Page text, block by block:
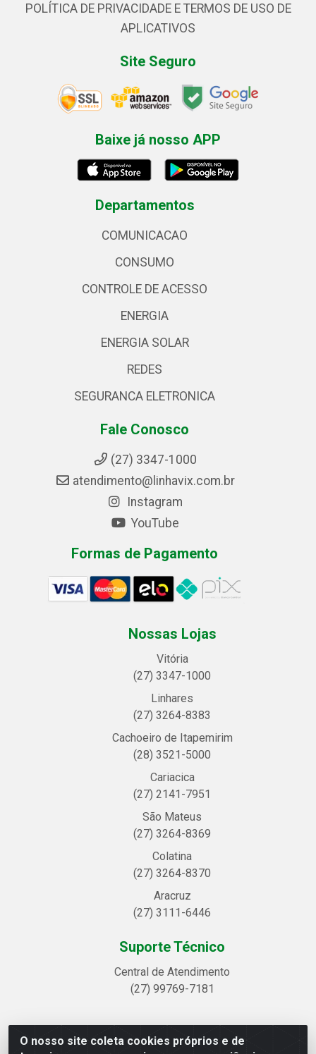
O nosso site coleta cookies próprios e de
POLÍTICA DE PRIVACIDADE E TERMOS DE USO DE
APLICATIVOS
Site Seguro
Baixe já nosso APP
Departamentos
COMUNICACAO
CONSUMO
CONTROLE DE ACESSO
ENERGIA
ENERGIA SOLAR
REDES
SEGURANCA ELETRONICA
Fale Conosco
(27) 3347-1000
atendimento@linhavix.com.br
Instagram
YouTube
Formas de Pagamento
Nossas Lojas
Vitória
(27) 3347-1000
Linhares
(27) 3264-8383
Cachoeiro de Itapemirim
(28) 3521-5000
Cariacica
(27) 2141-7951
São Mateus
(27) 3264-8369
Colatina
(27) 3264-8370
Aracruz
(27) 3111-6446
Suporte Técnico
Central de Atendimento
(27) 99769-7181
Linhavix Distribuidora LTDA - Avenida Alegre, 2521 -